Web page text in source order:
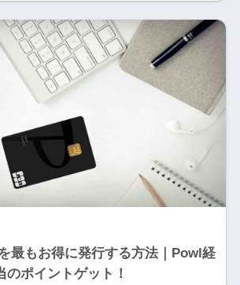
最もお得に発行する方法｜Powl経
のポイントゲット！